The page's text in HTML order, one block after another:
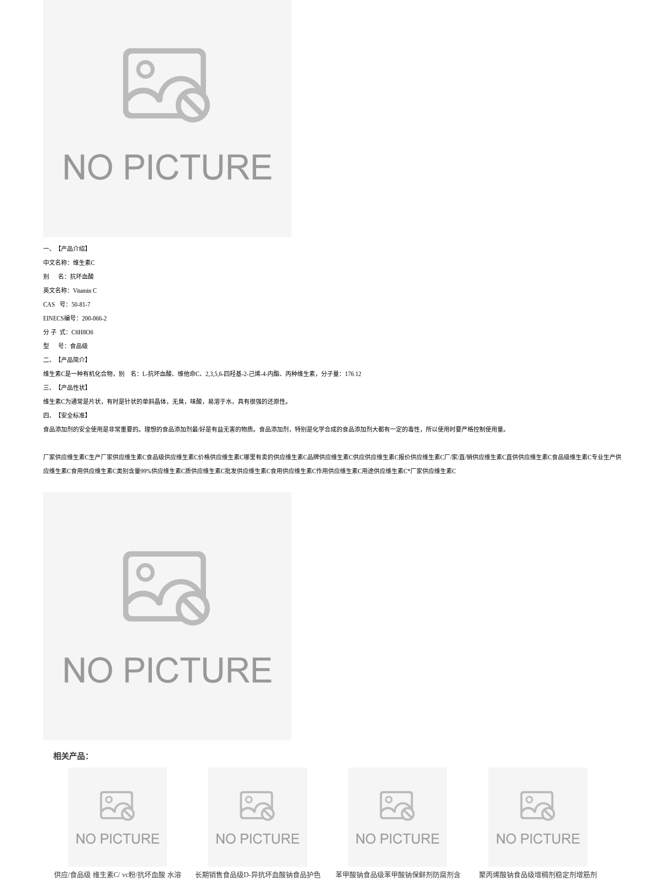
一、【产品介绍】
中文名称：维生素C
别 名：抗坏血酸
英文名称：Vitamin C
CAS 号：50-81-7
EINECS编号：200-066-2
分 子 式：C6H8O6
型 号：食品级
二、【产品简介】
维生素C是一种有机化合物，别 名：L-抗坏血酸、维他命C、2,3,5,6-四羟基-2-己烯-4-内酯、丙种维生素，分子量：176.12
三、【产品性状】
维生素C为通常是片状，有时是针状的单斜晶体，无臭，味酸，易溶于水，具有很强的还原性。
四、【安全标准】
食品添加剂的安全使用是非常重要的。理想的食品添加剂最/好是有益无害的物质。食品添加剂，特别是化学合成的食品添加剂大都有一定的毒性，所以使用时要严格控制使用量。
厂家供应维生素C生产厂家供应维生素C食品级供应维生素C价格供应维生素C哪里有卖的供应维生素C品牌供应维生素C供应供应维生素C报价供应维生素C厂/家/直/销供应维生素C直供供应维生素C食品级维生素C专业生产供
应维生素C食用供应维生素C类别含量99%供应维生素C质供应维生素C批发供应维生素C食用供应维生素C作用供应维生素C用途供应维生素C*厂家供应维生素C
相关产品：
供应/食品级 维生素C/ vc粉/抗坏血酸 水溶
长期销售食品级D-异抗坏血酸钠食品护色
苯甲酸钠食品级苯甲酸钠保鲜剂防腐剂含
聚丙烯酸钠食品级增稠剂稳定剂增筋剂